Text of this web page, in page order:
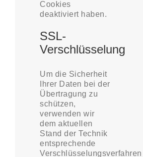
Cookies
deaktiviert haben.
SSL-
Verschlüsselung
Um die Sicherheit
Ihrer Daten bei der
Übertragung zu
schützen,
verwenden wir
dem aktuellen
Stand der Technik
entsprechende
Verschlüsselungsverfahren